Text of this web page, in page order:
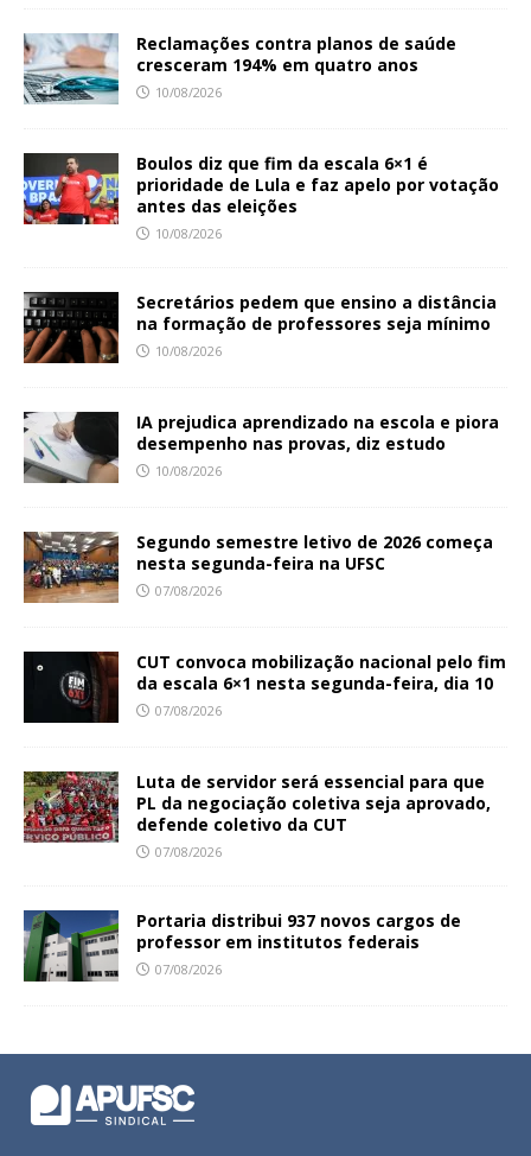
Reclamações contra planos de saúde
cresceram 194% em quatro anos
10/08/2026
Boulos diz que fim da escala 6×1 é
prioridade de Lula e faz apelo por votação
antes das eleições
10/08/2026
Secretários pedem que ensino a distância
na formação de professores seja mínimo
10/08/2026
IA prejudica aprendizado na escola e piora
desempenho nas provas, diz estudo
10/08/2026
Segundo semestre letivo de 2026 começa
nesta segunda-feira na UFSC
07/08/2026
CUT convoca mobilização nacional pelo fim
da escala 6×1 nesta segunda-feira, dia 10
07/08/2026
Luta de servidor será essencial para que
PL da negociação coletiva seja aprovado,
defende coletivo da CUT
07/08/2026
Portaria distribui 937 novos cargos de
professor em institutos federais
07/08/2026